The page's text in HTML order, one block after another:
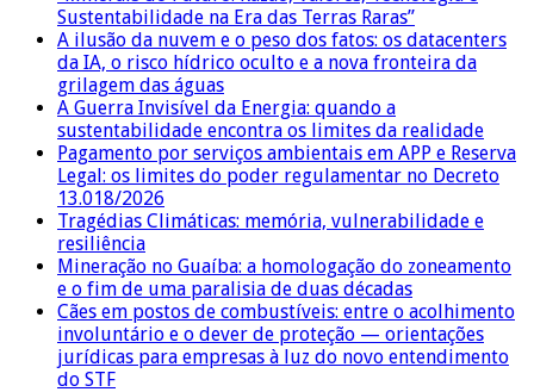
Sustentabilidade na Era das Terras Raras”
A ilusão da nuvem e o peso dos fatos: os datacenters
da IA, o risco hídrico oculto e a nova fronteira da
grilagem das águas
A Guerra Invisível da Energia: quando a
sustentabilidade encontra os limites da realidade
Pagamento por serviços ambientais em APP e Reserva
Legal: os limites do poder regulamentar no Decreto
13.018/2026
Tragédias Climáticas: memória, vulnerabilidade e
resiliência
Mineração no Guaíba: a homologação do zoneamento
e o fim de uma paralisia de duas décadas
Cães em postos de combustíveis: entre o acolhimento
involuntário e o dever de proteção — orientações
jurídicas para empresas à luz do novo entendimento
do STF